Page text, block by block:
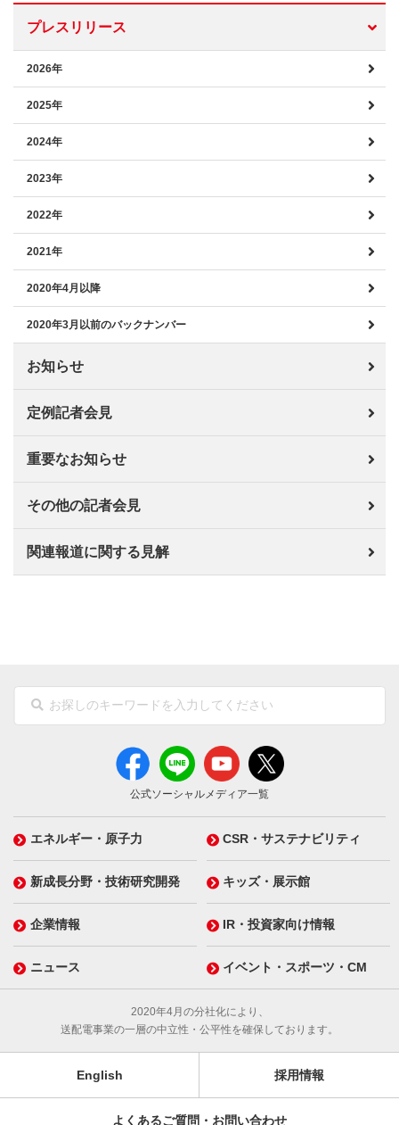
プレスリリース
2026年
2025年
2024年
2023年
2022年
2021年
2020年4月以降
2020年3月以前のバックナンバー
お知らせ
定例記者会見
重要なお知らせ
その他の記者会見
関連報道に関する見解
公式ソーシャルメディア一覧
エネルギー・原子力 CSR・サステナビリティ
新成長分野・技術研究開発 キッズ・展示館
企業情報 IR・投資家向け情報
ニュース イベント・スポーツ・CM
2020年4月の分社化により、
送配電事業の一層の中立性・公平性を確保しております。
English 採用情報
よくあるご質問・お問い合わせ